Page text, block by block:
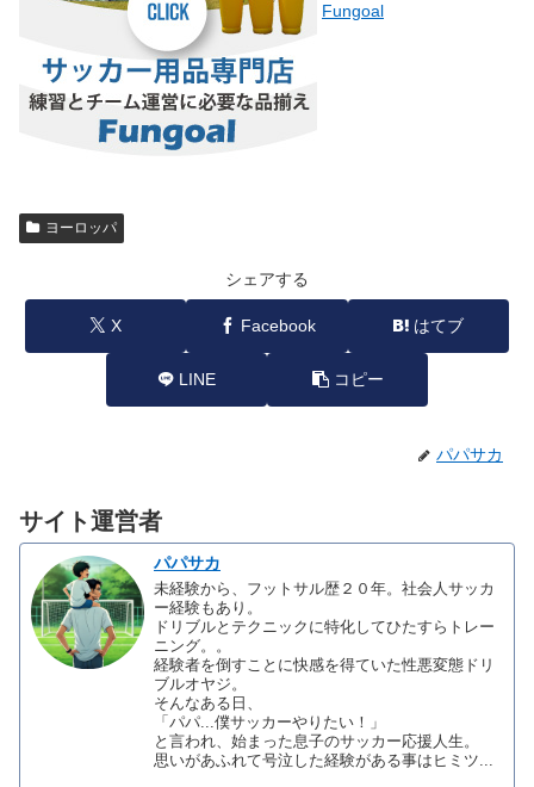
Fungoal
ヨーロッパ
シェアする
X Facebook はてブ
LINE コピー
パパサカ
サイト運営者
パパサカ
未経験から、フットサル歴２０年。社会人サッカ
ー経験もあり。
ドリブルとテクニックに特化してひたすらトレー
ニング。。
経験者を倒すことに快感を得ていた性悪変態ドリ
ブルオヤジ。
そんなある日、
「パパ...僕サッカーやりたい！」
と言われ、始まった息子のサッカー応援人生。
思いがあふれて号泣した経験がある事はヒミツ...